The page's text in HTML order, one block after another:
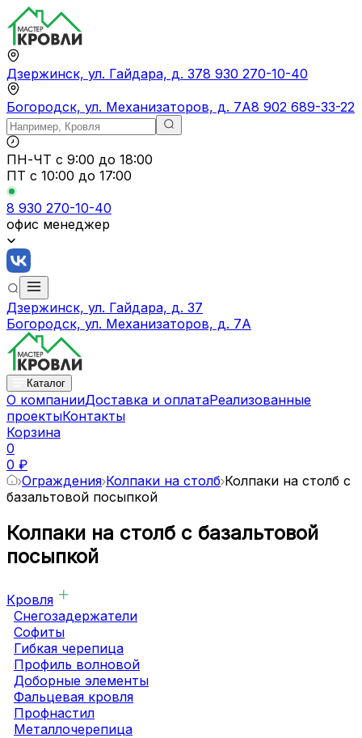
Дзержинск, ул. Гайдара, д. 378 930 270-10-40
Богородск, ул. Механизаторов, д. 7А8 902 689-33-22
ПН-ЧТ с 9:00 до 18:00
ПТ с 10:00 до 17:00
8 930 270-10-40
офис менеджер
Дзержинск, ул. Гайдара, д. 37
Богородск, ул. Механизаторов, д. 7А
Каталог
О компанииДоставка и оплатаРеализованные
проектыКонтакты
Корзина
0
0 ₽
Ограждения Колпаки на столб Колпаки на столб с
базальтовой посыпкой
Колпаки на столб с базальтовой
посыпкой
Кровля
Снегозадержатели
Софиты
Гибкая черепица
Профиль волновой
Доборные элементы
Фальцевая кровля
Профнастил
Металлочерепица